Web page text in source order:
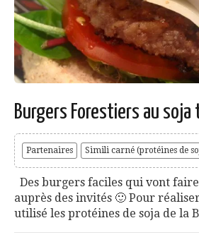
Burgers Forestiers au
Partenaires Simili carné (protéines de
Des burgers faciles qui vont
auprès des invités 🙂 Pour
utilisé les protéines de soja de la